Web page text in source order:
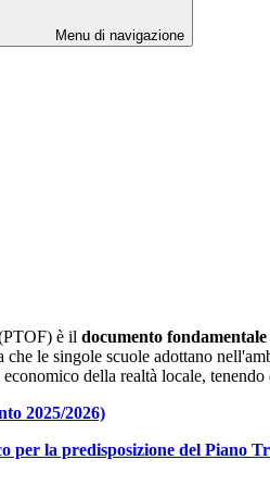
Menu di navigazione
è il documento
che le singole scuole adottano
della realtà locale,
2025/2026)
per la predisposizione del Piano